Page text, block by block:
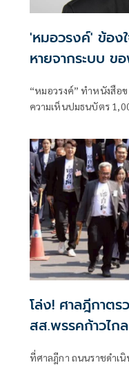
'หมอวรงค์' ข้อง
หายจากระบบ ข
“หมอวรงค์” ทำหนังสือ
ความเห็นปมธนบัตร
คอร์รัปชันและธุรกิจทุน
กล่าว
โล่ง! ศาลฎีกาต
สส.พรรคก้าวไก
18 พ.ค.ปีหน้าก่อ
ที่ศาลฎีกา ถนนราชดำเ